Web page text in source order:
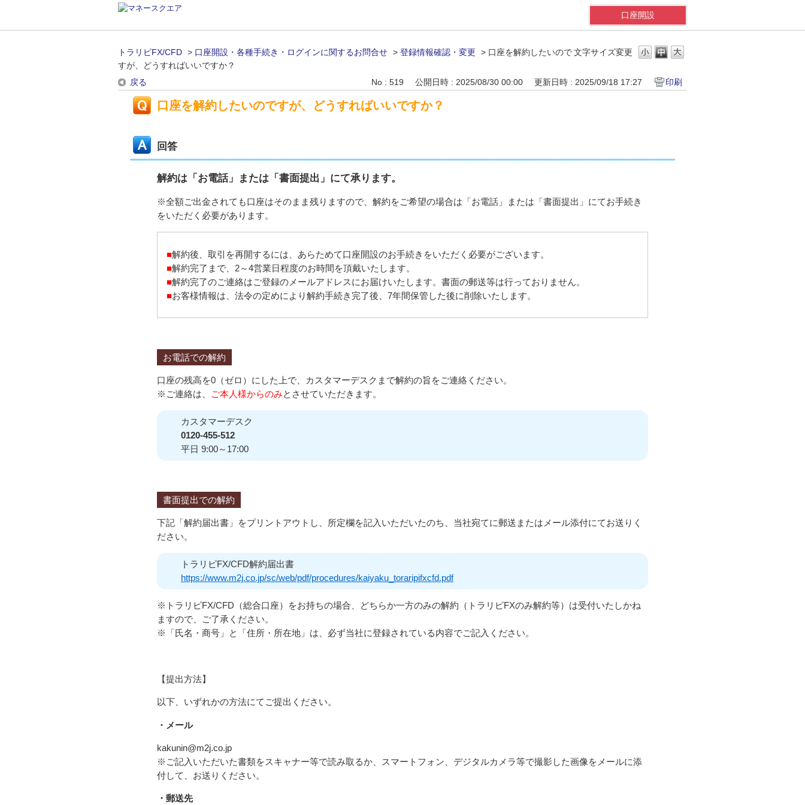
口座開設
文字サイズ変更
トラリピFX/CFD > 口座開設・各種手続き・ログインに関するお問合せ > 登録情報確認・変更 > 口座を解約したいので
すが、どうすればいいですか？
戻る
No : 519 公開日時 : 2025/08/30 00:00 更新日時 : 2025/09/18 17:27 印刷
口座を解約したいのですが、どうすればいいですか？
回答
解約は「お電話」または「書面提出」にて承ります。
※全額ご出金されても口座はそのまま残りますので、解約をご希望の場合は「お電話」または「書面提出」にてお手続き
をいただく必要があります。
■解約後、取引を再開するには、あらためて口座開設のお手続きをいただく必要がございます。
■解約完了まで、2～4営業日程度のお時間を頂戴いたします。
■解約完了のご連絡はご登録のメールアドレスにお届けいたします。書面の郵送等は行っておりません。
■お客様情報は、法令の定めにより解約手続き完了後、7年間保管した後に削除いたします。
お電話での解約
口座の残高を0（ゼロ）にした上で、カスタマーデスクまで解約の旨をご連絡ください。
※ご連絡は、
ご本人様からのみとさせていただきます。
カスタマーデスク
0120-455-512
平日 9:00～17:00
書面提出での解約
下記「解約届出書」をプリントアウトし、所定欄を記入いただいたのち、当社宛てに郵送またはメール添付にてお送りく
ださい。
トラリピFX/CFD解約届出書
https://www.m2j.co.jp/sc/web/pdf/procedures/kaiyaku_toraripifxcfd.pdf
※トラリピFX/CFD（総合口座）をお持ちの場合、どちらか一方のみの解約（トラリピFXのみ解約等）は受付いたしかね
ますので、ご了承ください。
※「氏名・商号」と「住所・所在地」は、必ず当社に登録されている内容でご記入ください。
【提出方法】
以下、いずれかの方法にてご提出ください。
・メール
kakunin@m2j.co.jp
※ご記入いただいた書類をスキャナー等で読み取るか、スマートフォン、デジタルカメラ等で撮影した画像をメールに添
付して、お送りください。
・郵送先